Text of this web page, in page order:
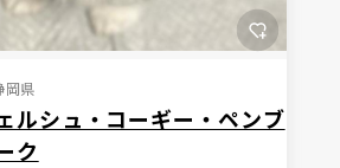
岡県
ルシュ・コーギー・ペンブ
ク